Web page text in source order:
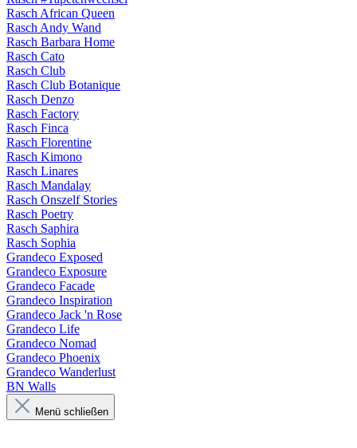
Rasch African Queen
Rasch Andy Wand
Rasch Barbara Home
Rasch Cato
Rasch Club
Rasch Club Botanique
Rasch Denzo
Rasch Factory
Rasch Finca
Rasch Florentine
Rasch Kimono
Rasch Linares
Rasch Mandalay
Rasch Onszelf Stories
Rasch Poetry
Rasch Saphira
Rasch Sophia
Grandeco Exposed
Grandeco Exposure
Grandeco Facade
Grandeco Inspiration
Grandeco Jack 'n Rose
Grandeco Life
Grandeco Nomad
Grandeco Phoenix
Grandeco Wanderlust
BN Walls
Menü schließen